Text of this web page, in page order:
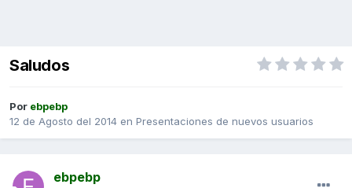
Saludos
Por ebpebp
12 de Agosto del 2014 en Presentaciones de nuevos usuarios
ebpebp